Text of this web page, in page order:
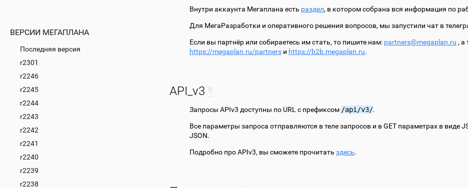
ВЕРСИИ МЕГАПЛАНА
Последняя версия
r2301
r2246
r2245
r2244
r2243
r2242
r2241
r2240
r2239
r2238
Внутри аккаунта Мегаплана есть раздел, в котором собрана вся информация по
Для МегаРазработки и оперативного решения вопросов, мы запустили чат в
Если вы партнёр или собираетесь им стать, то пишите нам: partners@megaplan.ru , а
https://megaplan.ru/partners и https://b2b.megaplan.ru.
API_v3
Запросы APIv3 доступны по URL с префиксом /api/v3/.
Все параметры запроса отправляются в теле запросов и в GET параметрах в виде
JSON.
Подробно про APIv3, вы сможете прочитать здесь.